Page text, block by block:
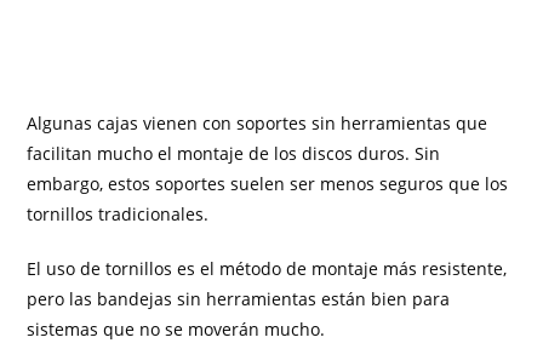
Algunas cajas vienen con soportes sin herramientas que
facilitan mucho el montaje de los discos duros. Sin
embargo, estos soportes suelen ser menos seguros que los
tornillos tradicionales.
El uso de tornillos es el método de montaje más resistente,
pero las bandejas sin herramientas están bien para
sistemas que no se moverán mucho.